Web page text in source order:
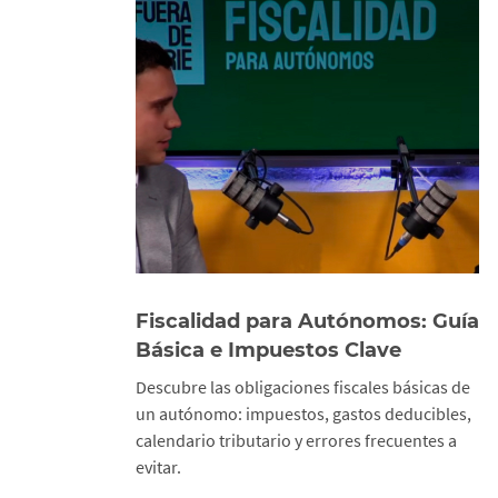
Fiscalidad para Autónomos: Guía
Básica e Impuestos Clave
Descubre las obligaciones fiscales básicas de
un autónomo: impuestos, gastos deducibles,
calendario tributario y errores frecuentes a
evitar.